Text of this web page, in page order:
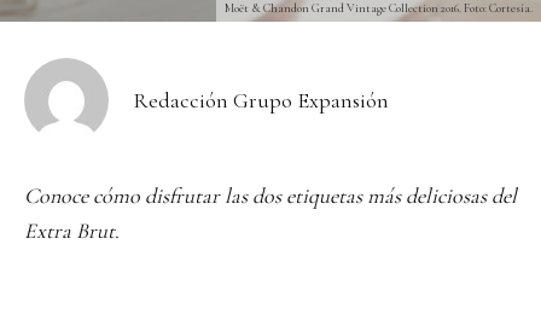
Moët & Chandon Grand Vintage Collection 2016. Foto: Cortesía.
Redacción Grupo Expansión
Conoce cómo disfrutar las dos etiquetas más deliciosas del
Extra Brut.